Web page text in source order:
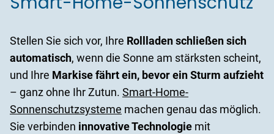
Stellen Sie sich vor, Ihre Rollladen schließen sich
automatisch, wenn die Sonne am stärksten scheint,
und Ihre Markise fährt ein, bevor ein Sturm aufzieht
– ganz ohne Ihr Zutun. Smart-Home-
Sonnenschutzsysteme machen genau das möglich.
Sie verbinden innovative Technologie mit